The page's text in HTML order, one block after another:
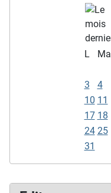
L Ma
3
4
10 11
17 18
24 25
31